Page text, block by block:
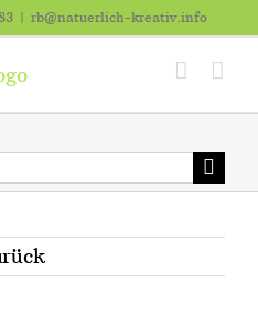
| rb@natuerlich-kreativ.info